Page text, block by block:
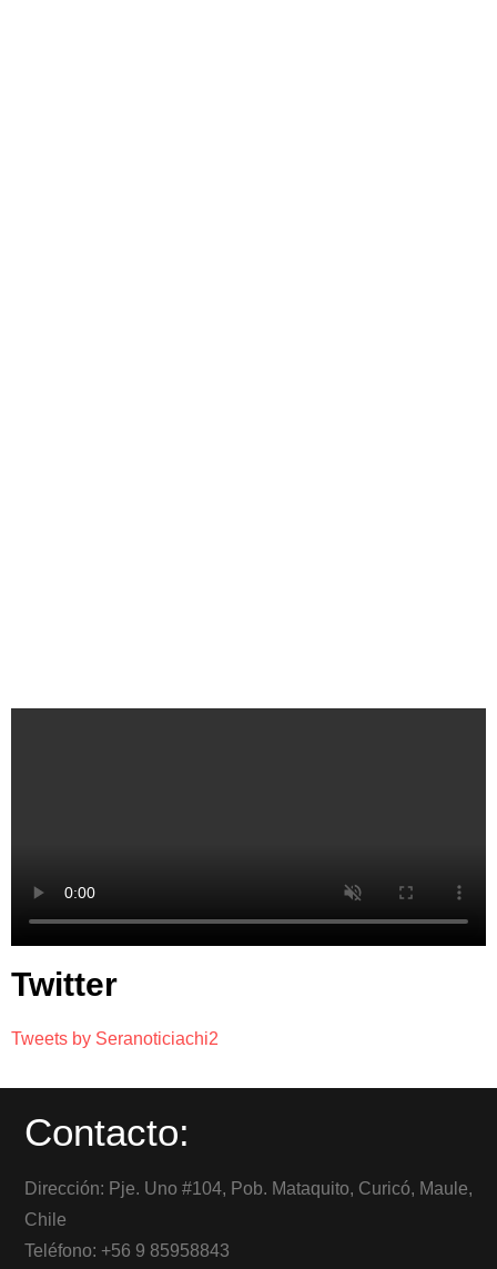
Twitter
Tweets by Seranoticiachi2
Contacto:
Dirección: Pje. Uno #104, Pob. Mataquito, Curicó, Maule,
Chile
Teléfono: +56 9 85958843